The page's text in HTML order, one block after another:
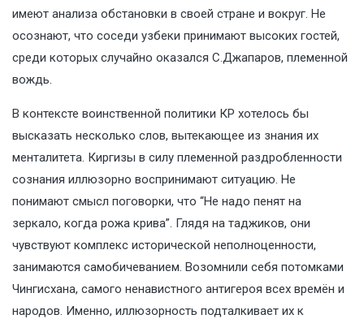
имеют анализа обстановки в своей стране и вокруг. Не
осознают, что соседи узбеки принимают высоких гостей,
среди которых случайно оказался С.Джапаров, племенной
вождь.
В контексте воинственной политики КР хотелось бы
высказать несколько слов, вытекающее из знания их
менталитета. Киргизы в силу племенной раздробленности
сознания иллюзорно воспринимают ситуацию. Не
понимают смысл поговорки, что “Не надо пенят на
зеркало, когда рожа крива”. Глядя на таджиков, они
чувствуют комплекс исторической неполноценности,
занимаются самобичеванием. Возомнили себя потомками
Чингисхана, самого ненавистного антигероя всех времён и
народов. Именно, иллюзорность подталкивает их к